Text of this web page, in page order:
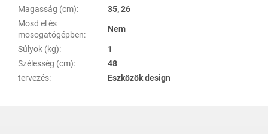
Magasság (cm):
35, 26
Mosd el és
mosogatógépben:
Nem
Súlyok (kg):
1
Szélesség (cm):
48
tervezés: Eszközök design